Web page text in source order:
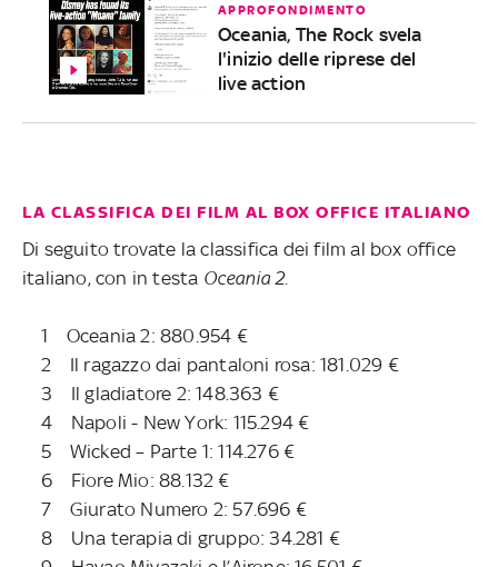
APPROFONDIMENTO
Oceania, The Rock svela
l'inizio delle riprese del
live action
LA CLASSIFICA DEI FILM AL BOX OFFICE ITALIANO
Di seguito trovate la classifica dei film al box office
italiano, con in testa Oceania 2.
1 Oceania 2: 880.954 €
2 Il ragazzo dai pantaloni rosa: 181.029 €
3 Il gladiatore 2: 148.363 €
4 Napoli - New York: 115.294 €
5 Wicked – Parte 1: 114.276 €
6 Fiore Mio: 88.132 €
7 Giurato Numero 2: 57.696 €
8 Una terapia di gruppo: 34.281 €